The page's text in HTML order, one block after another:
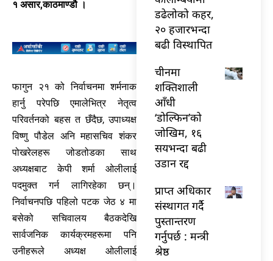
१ असार,काठमाण्डौ ।
फागुन २१ को निर्वाचनमा शर्मनाक
हार्नु परेपछि एमालेभित्र नेतृत्व
परिवर्तनको बहस त छँदैछ, उपाध्यक्ष
विष्णु पौडेल अनि महासचिव शंकर
पोखरेलहरू जोडतोडका साथ
अध्यक्षबाट केपी शर्मा ओलीलाई
पदमुक्त गर्न लागिरहेका छन्।
निर्वाचनपछि पहिलो पटक जेठ ४ मा
बसेको सचिवालय बैठकदेखि
सार्वजनिक कार्यक्रमहरूमा पनि
उनीहरूले अध्यक्ष ओलीलाई
डढेलोको कहर,
२० हजारभन्दा
बढी विस्थापित
चीनमा
शक्तिशाली
आँधी
‘डोल्फिन’को
जोखिम, १६
सयभन्दा बढी
उडान रद्द
प्राप्त अधिकार
संस्थागत गर्दै
पुस्तान्तरण
गर्नुपर्छ : मन्त्री
श्रेष्ठ